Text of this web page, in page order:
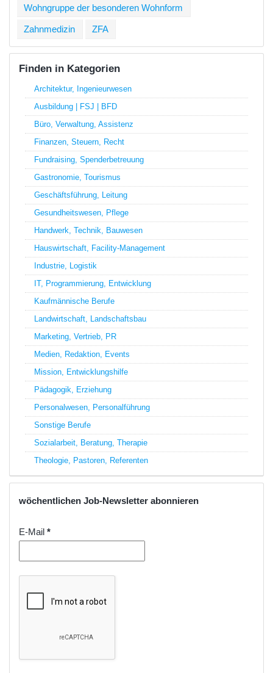
Wohngruppe der besonderen Wohnform
Zahnmedizin ZFA
Finden in Kategorien
Architektur, Ingenieurwesen
Ausbildung | FSJ | BFD
Büro, Verwaltung, Assistenz
Finanzen, Steuern, Recht
Fundraising, Spenderbetreuung
Gastronomie, Tourismus
Geschäftsführung, Leitung
Gesundheitswesen, Pflege
Handwerk, Technik, Bauwesen
Hauswirtschaft, Facility-Management
Industrie, Logistik
IT, Programmierung, Entwicklung
Kaufmännische Berufe
Landwirtschaft, Landschaftsbau
Marketing, Vertrieb, PR
Medien, Redaktion, Events
Mission, Entwicklungshilfe
Pädagogik, Erziehung
Personalwesen, Personalführung
Sonstige Berufe
Sozialarbeit, Beratung, Therapie
Theologie, Pastoren, Referenten
wöchentlichen Job-Newsletter abonnieren
E-Mail *